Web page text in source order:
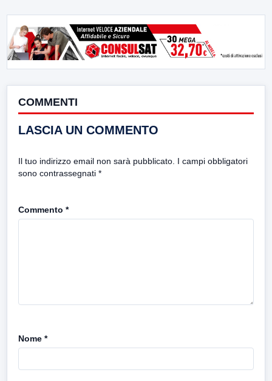
COMMENTI
LASCIA UN COMMENTO
Il tuo indirizzo email non sarà pubblicato. I campi obbligatori
sono contrassegnati *
Commento *
Nome *